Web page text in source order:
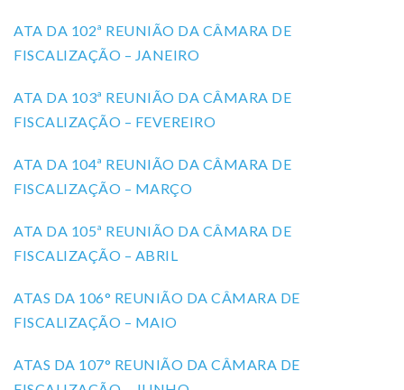
ATA DA 102ª REUNIÃO DA CÂMARA DE
FISCALIZAÇÃO – JANEIRO
ATA DA 103ª REUNIÃO DA CÂMARA DE
FISCALIZAÇÃO – FEVEREIRO
ATA DA 104ª REUNIÃO DA CÂMARA DE
FISCALIZAÇÃO – MARÇO
ATA DA 105ª REUNIÃO DA CÂMARA DE
FISCALIZAÇÃO – ABRIL
ATAS DA 106° REUNIÃO DA CÂMARA DE
FISCALIZAÇÃO – MAIO
ATAS DA 107° REUNIÃO DA CÂMARA DE